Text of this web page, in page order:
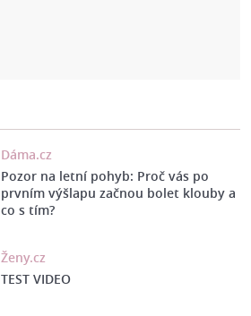
Dáma.cz
Pozor na letní pohyb: Proč vás po
prvním výšlapu začnou bolet klouby a
co s tím?
Ženy.cz
TEST VIDEO